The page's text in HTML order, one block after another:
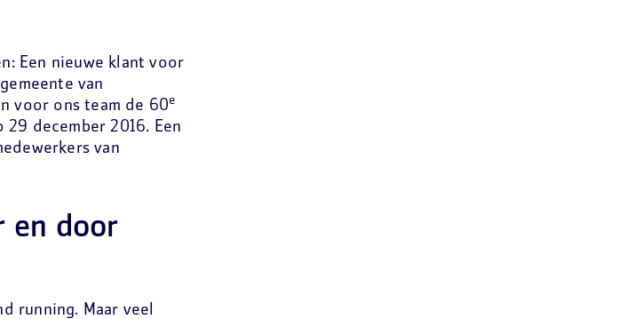
Een nieuwe klant voor
van
voor ons team de 60e
december 2016. Een
van
en door
running. Maar veel